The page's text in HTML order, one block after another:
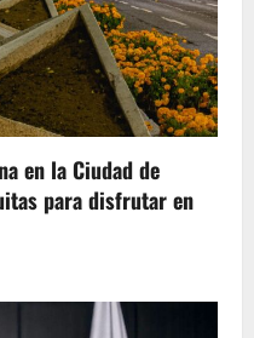
en la Ciudad de
para disfrutar en